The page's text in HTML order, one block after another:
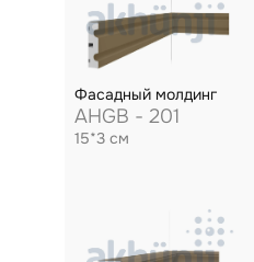
Фасадный молдинг
AHGB - 201
15*3 см